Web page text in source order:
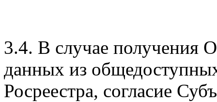
3.4. В случае получения
данных из
Росреестра, согласие